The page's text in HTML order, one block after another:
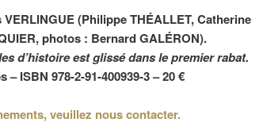
(Philippe THÉALLET, Catherine
photos : Bernard GALÉRON).
d’histoire est glissé dans le premier rabat.
– ISBN 978-2-91-400939-3 – 20 €
veuillez nous contacter.